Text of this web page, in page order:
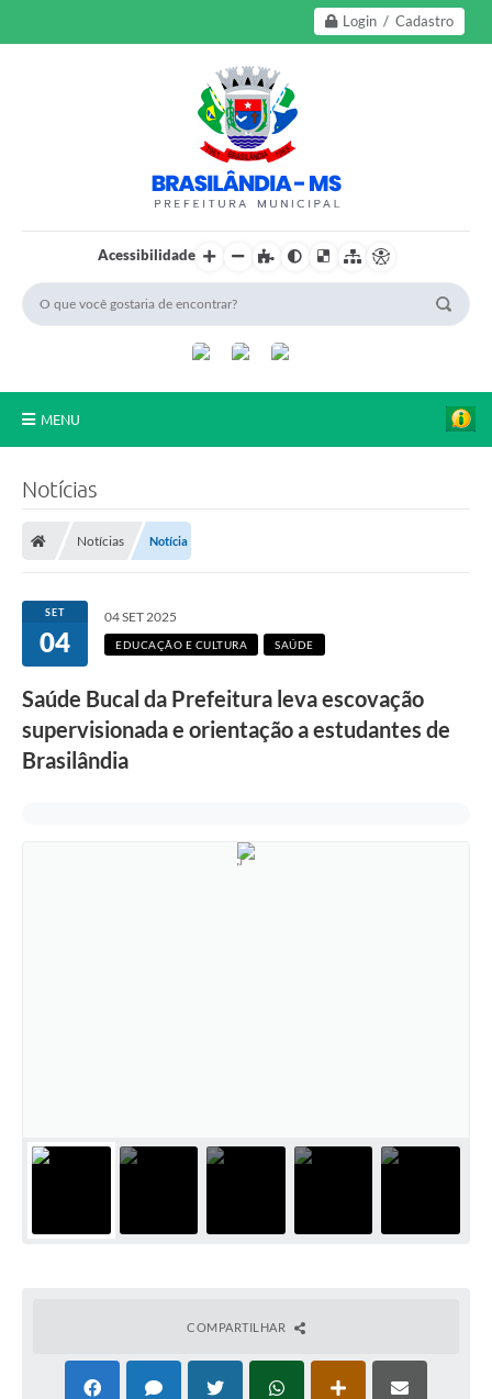
Login / Cadastro
Acessibilidade
MENU
Transparência
Câmara Municipal
e-SIC
Tributação
Notícias
Notícias Notícia
SET
04
04 SET 2025
EDUCAÇÃO E CULTURA SAÚDE
Saúde Bucal da Prefeitura leva escovação
supervisionada e orientação a estudantes de
Brasilândia
COMPARTILHAR